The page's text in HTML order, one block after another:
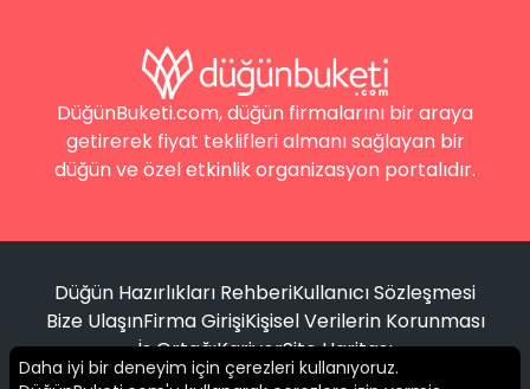
DüğünBuketi.com, düğün firmalarını bir araya
getirerek fiyat teklifleri almanı sağlayan bir
düğün ve özel etkinlik organizasyon portalıdır.
Düğün Hazırlıkları RehberiKullanıcı Sözleşmesi
Bize UlaşınFirma GirişiKişisel Verilerin Korunması
İş OrtağıKariyerSite Haritası
Daha iyi bir deneyim için çerezleri kullanıyoruz.